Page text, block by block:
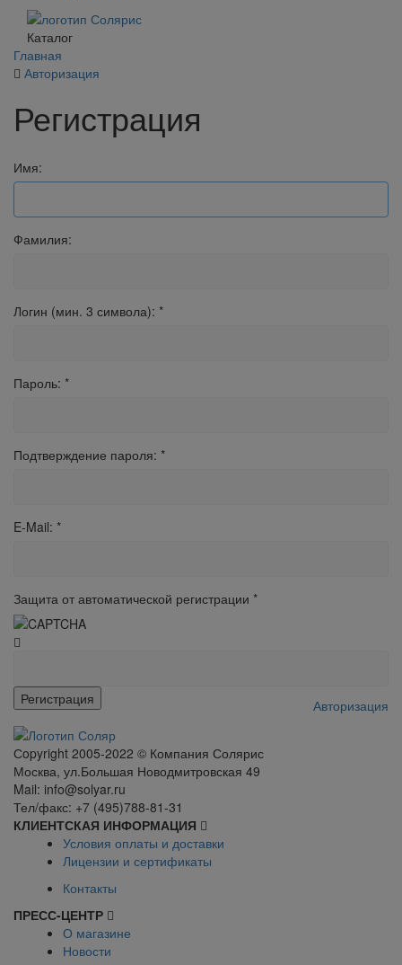
Каталог
Главная
Авторизация
Регистрация
Имя:
Фамилия:
Логин (мин. 3 символа): *
Пароль: *
Подтверждение пароля: *
E-Mail: *
Защита от автоматической регистрации *
Авторизация
Сopyright 2005-2022 © Компания Солярис
Москва, ул.Большая Новодмитровская 49
Mail: info@solyar.ru
Тел/факс: +7 (495)788-81-31
КЛИЕНТСКАЯ ИНФОРМАЦИЯ
Условия оплаты и доставки
Лицензии и сертификаты
Контакты
ПРЕСС-ЦЕНТР
О магазине
Новости